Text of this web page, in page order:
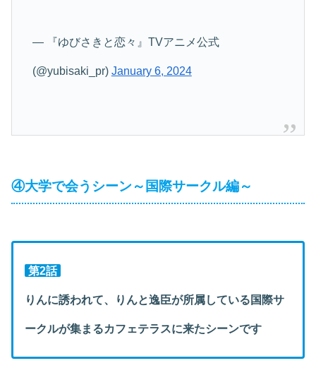
— 『ゆびさきと恋々』TVアニメ公式
(@yubisaki_pr) January 6, 2024
④大学で会うシーン～国際サークル編～
第2話
りんに誘われて、りんと逸臣が所属している国際サ
ークルが集まるカフェテラスに来たシーンです